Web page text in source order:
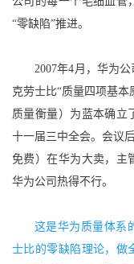
“零缺陷”推进。
2007年4月，华为
克劳士比“质量四项基本
质量衡量）为蓝本确立
十一届三中全会。会议
免费）在华为大卖，主
华为公司热得不行。
这是华为质量体系
士比的零缺陷理论，做